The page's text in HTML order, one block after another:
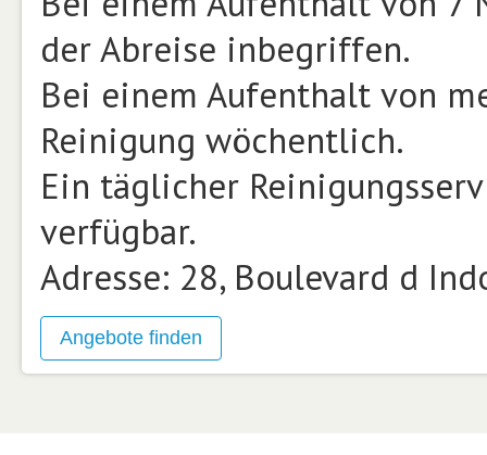
der Abreise inbegriffen.
Bei einem Aufenthalt von
Reinigung wöchentlich.
Ein täglicher
verfügbar.
Adresse: 28, Boulevard d